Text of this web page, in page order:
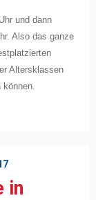
und dann
Also das ganze
Altersklassen
können.
in